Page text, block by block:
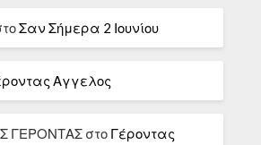
Σαν Σήμερα 2 Ιουνίου
Αγγελος
ΓΕΡΟΝΤΑΣ στο Γέροντας